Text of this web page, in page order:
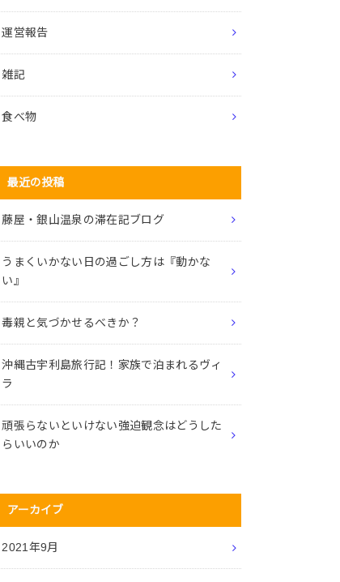
運営報告
雑記
食べ物
最近の投稿
藤屋・銀山温泉の滞在記ブログ
うまくいかない日の過ごし方は『動かな
い』
毒親と気づかせるべきか？
沖縄古宇利島旅行記！家族で泊まれるヴィ
ラ
頑張らないといけない強迫観念はどうした
らいいのか
アーカイブ
2021年9月